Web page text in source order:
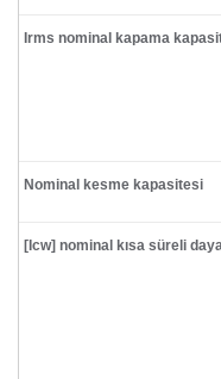
Irms nominal kapama
Nominal kesme kapasitesi
[Icw] nominal kısa süreli